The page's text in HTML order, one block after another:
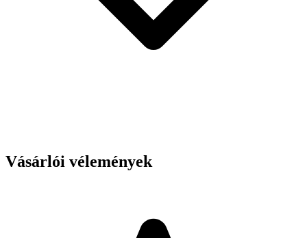
Vásárlói vélemények